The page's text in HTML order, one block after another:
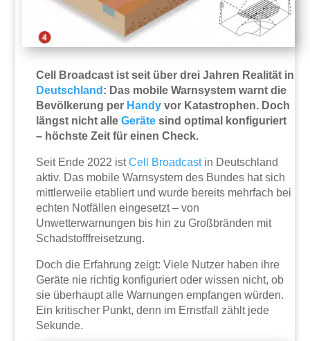
Cell Broadcast ist seit über drei Jahren Realität in
Deutschland : Das mobile Warnsystem warnt die
Bevölkerung per Handy vor Katastrophen. Doch
längst nicht alleGeräte sind optimal konfiguriert
– höchste Zeit für einen Check.
Seit Ende 2022 istCell Broadcastin Deutschland
aktiv. Das mobile Warnsystem des Bundes hat sich
mittlerweile etabliert und wurde bereits mehrfach bei
echten Notfällen eingesetzt – von
Unwetterwarnungen bis hin zu Großbränden mit
Schadstofffreisetzung.
Doch die Erfahrung zeigt: Viele Nutzer haben ihre
Geräte nie richtig konfiguriert oder wissen nicht, ob
sie überhaupt alle Warnungen empfangen würden.
Ein kritischer Punkt, denn im Ernstfall zählt jede
Sekunde.